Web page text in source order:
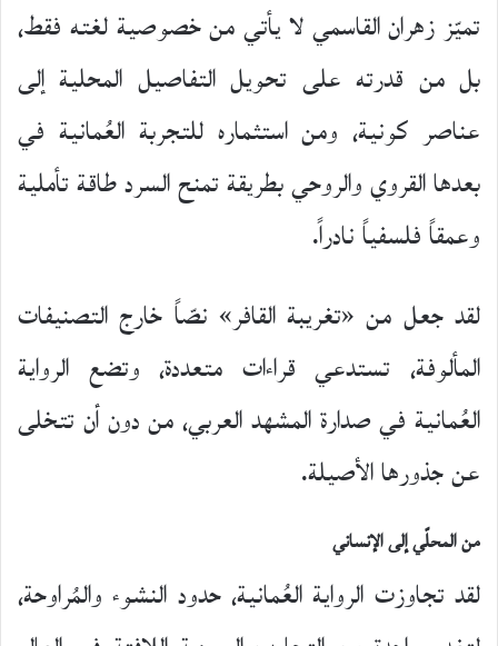
تميّز زهران القاسمي لا يأتي من خصوصية لغته فقط،
بل من قدرته على تحويل التفاصيل المحلية إلى
عناصر كونية، ومن استثماره للتجربة العُمانية في
بعدها القروي والروحي بطريقة تمنح السرد طاقة تأملية
وعمقاً فلسفياً نادراً.
لقد جعل من «تغريبة القافر» نصّاً خارج التصنيفات
المألوفة، تستدعي قراءات متعددة، وتضع الرواية
العُمانية في صدارة المشهد العربي، من دون أن تتخلى
عن جذورها الأصيلة.
من المحلّي إلى الإنساني
لقد تجاوزت الرواية العُمانية، حدود النشوء والمُراوحة،